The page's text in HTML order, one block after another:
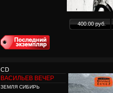
400.00 руб.
CD
ВАСИЛЬЕВ ВЕЧЕР
ЗЕМЛЯ СИБИРЬ